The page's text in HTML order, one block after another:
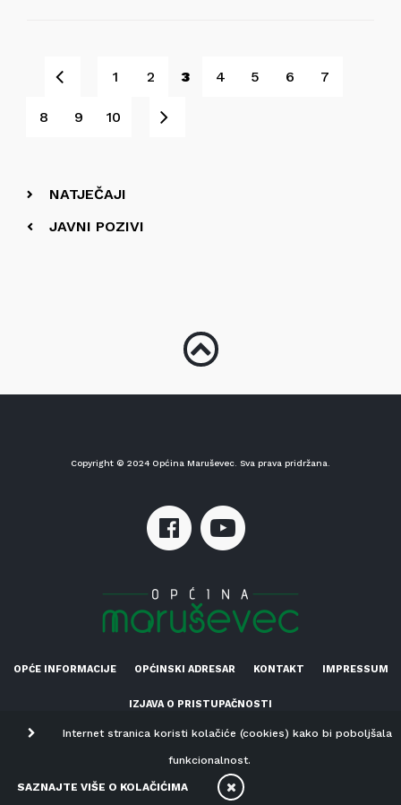
1 2 3 4 5 6 7
8 9 10
NATJEČAJI
JAVNI POZIVI
Copyright © 2024 Općina Maruševec. Sva prava pridržana.
OPĆE INFORMACIJE OPĆINSKI ADRESAR KONTAKT IMPRESSUM
IZJAVA O PRISTUPAČNOSTI
Internet stranica koristi kolačiće (cookies) kako bi poboljšala
funkcionalnost.
SAZNAJTE VIŠE O KOLAČIĆIMA